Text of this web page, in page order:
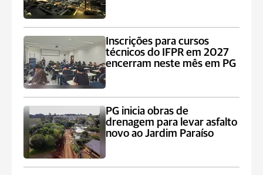
Inscrições para cursos
técnicos do IFPR em 2027
encerram neste mês em PG
PG inicia obras de
drenagem para levar asfalto
novo ao Jardim Paraíso